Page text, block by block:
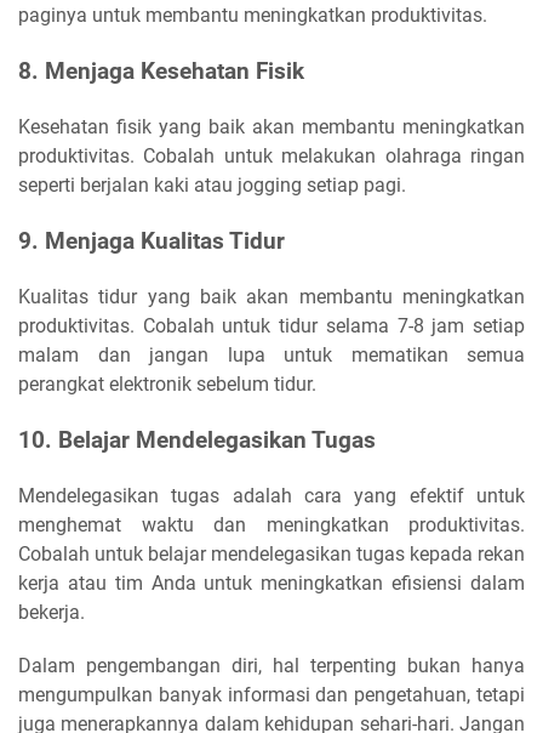
paginya untuk membantu meningkatkan produktivitas.
8. Menjaga Kesehatan Fisik
Kesehatan fisik yang baik akan membantu meningkatkan
produktivitas. Cobalah untuk melakukan olahraga ringan
seperti berjalan kaki atau jogging setiap pagi.
9. Menjaga Kualitas Tidur
Kualitas tidur yang baik akan membantu meningkatkan
produktivitas. Cobalah untuk tidur selama 7-8 jam setiap
malam dan jangan lupa untuk mematikan semua
perangkat elektronik sebelum tidur.
10. Belajar Mendelegasikan Tugas
Mendelegasikan tugas adalah cara yang efektif untuk
menghemat waktu dan meningkatkan produktivitas.
Cobalah untuk belajar mendelegasikan tugas kepada rekan
kerja atau tim Anda untuk meningkatkan efisiensi dalam
bekerja.
Dalam pengembangan diri, hal terpenting bukan hanya
mengumpulkan banyak informasi dan pengetahuan, tetapi
juga menerapkannya dalam kehidupan sehari-hari. Jangan